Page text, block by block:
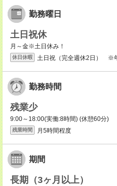
勤務曜日
土日祝休
月～金※土日休み！
休日休暇 土日祝（完全週休2日） ※
勤務時間
残業少
9:00～18:00(実働:8時間) (休憩60分)
残業時間 月5時間程度
期間
長期（3ヶ月以上）